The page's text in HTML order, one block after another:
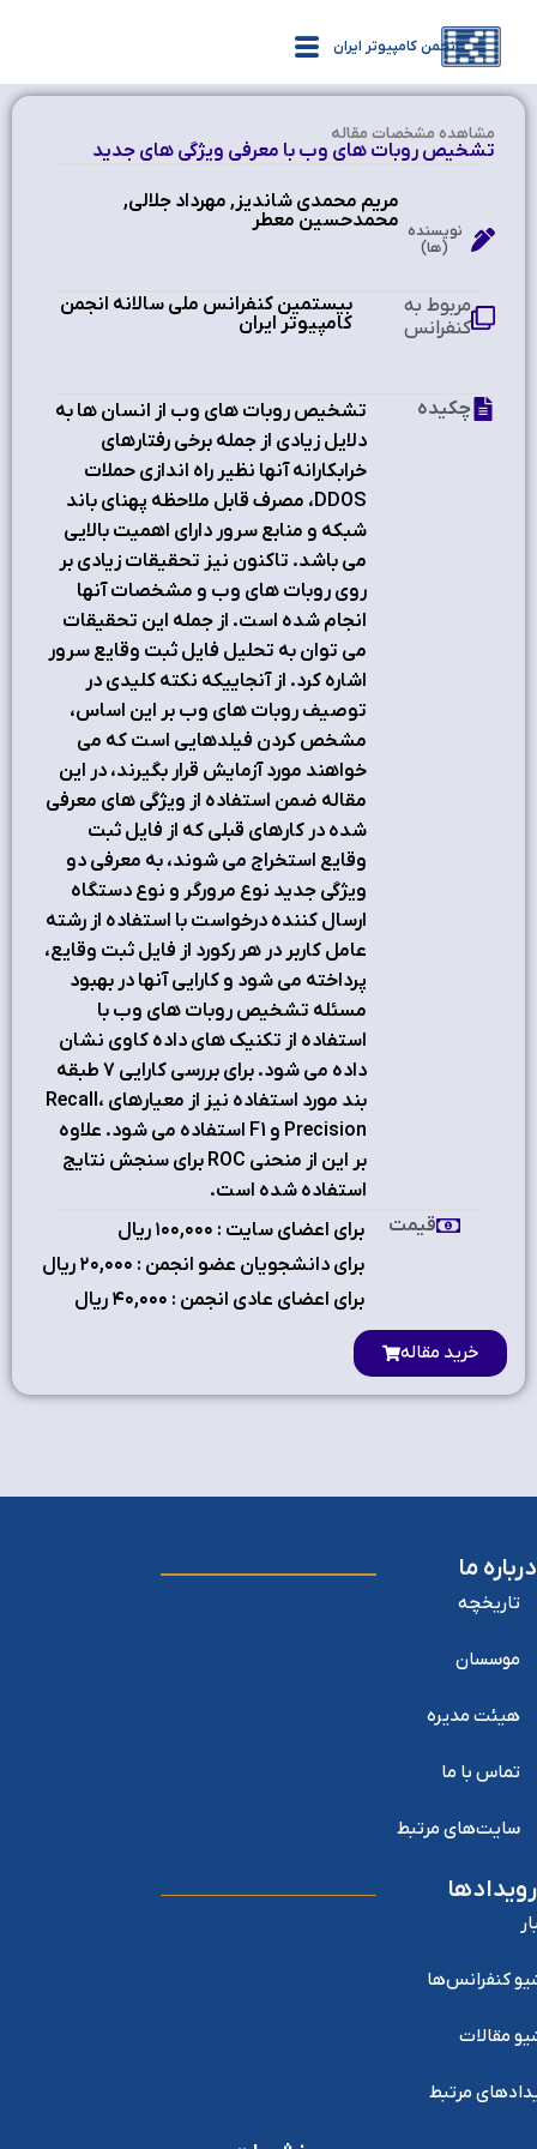
انجمن کامپیوتر ایران
مشاهده‌ مشخصات مقاله
تشخیص روبات های وب با معرفی ویژگی های جدید
مریم محمدی شاندیز, مهرداد جلالی,
محمدحسین معطر نویسنده
(ها)
بیستمین کنفرانس ملی سالانه انجمن
کامپیوتر ایران
مربوط به
کنفرانس
تشخیص روبات های وب از انسان ها به
دلایل زیادی از جمله برخی رفتارهای
خرابکارانه آنها نظیر راه اندازی حملات
DDOS، مصرف قابل ملاحظه پهنای باند
شبکه و منابع سرور دارای اهمیت بالایی
می باشد. تاکنون نیز تحقیقات زیادی بر
روی روبات های وب و مشخصات آنها
انجام شده است. از جمله این تحقیقات
می توان به تحلیل فایل ثبت وقایع سرور
اشاره کرد. از آنجاییکه نکته کلیدی در
توصیف روبات های وب بر این اساس،
مشخص کردن فیلدهایی است که می
خواهند مورد آزمایش قرار بگیرند، در این
مقاله ضمن استفاده از ویژگی های معرفی
شده در کارهای قبلی که از فایل ثبت
وقایع استخراج می شوند، به معرفی دو
ویژگی جدید نوع مرورگر و نوع دستگاه
ارسال کننده درخواست با استفاده از رشته
عامل کاربر در هر رکورد از فایل ثبت وقایع،
پرداخته می شود و کارایی آنها در بهبود
مسئله تشخیص روبات های وب با
استفاده از تکنیک های داده کاوی نشان
داده می شود. برای بررسی کارایی 7 طبقه
بند مورد استفاده نیز از معیارهای Recall،
Precision و F1 استفاده می شود. علاوه
بر این از منحنی ROC برای سنجش نتایج
استفاده شده است.
چکیده
برای اعضای سایت : ۱٠٠,٠٠٠ ریال
برای دانشجویان عضو انجمن : ۲٠,٠٠٠ ریال
برای اعضای عادی انجمن : ۴٠,٠٠٠ ریال
قیمت
خرید مقاله
درباره ما
تاریخچه
موسسان
هیئت مدیره
تماس با ما
سایت‌های مرتبط
رویدادها
کنفرانس‌ها
مقالات
مرتبط